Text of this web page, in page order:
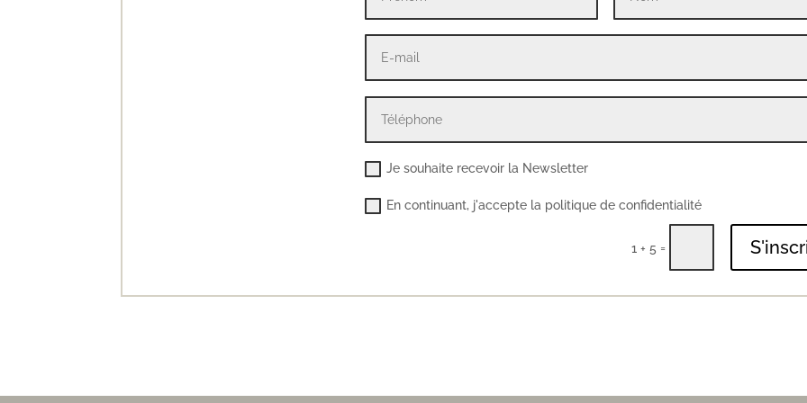
Je souhaite recevoir la Newsletter
En continuant, j'accepte la politique de confidentialité
1 + 5 =